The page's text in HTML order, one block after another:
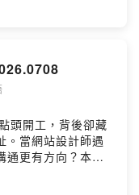
。當網站設計師遇
通更有方向？本集